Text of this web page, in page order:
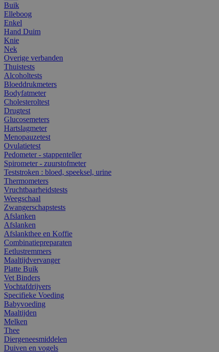
Buik
Elleboog
Enkel
Hand Duim
Knie
Nek
Overige verbanden
Thuistests
Alcoholtests
Bloeddrukmeters
Bodyfatmeter
Cholesteroltest
Drugtest
Glucosemeters
Hartslagmeter
Menopauzetest
Ovulatietest
Pedometer - stappenteller
Spirometer - zuurstofmeter
Teststroken : bloed, speeksel, urine
Thermometers
Vruchtbaarheidstests
Weegschaal
Zwangerschapstests
Afslanken
Afslanken
Afslankthee en Koffie
Combinatiepreparaten
Eetlustremmers
Maaltijdvervanger
Platte Buik
Vet Binders
Vochtafdrijvers
Specifieke Voeding
Babyvoeding
Maaltijden
Melken
Thee
Diergeneesmiddelen
Duiven en vogels